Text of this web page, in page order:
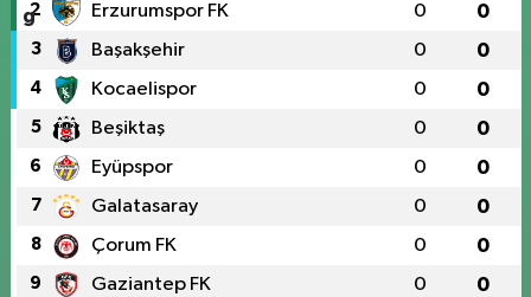
2 Erzurumspor FK 0 0
3 Başakşehir 0 0
4 Kocaelispor 0 0
5 Beşiktaş 0 0
6 Eyüpspor 0 0
7 Galatasaray 0 0
8 Çorum FK 0 0
9 Gaziantep FK 0 0